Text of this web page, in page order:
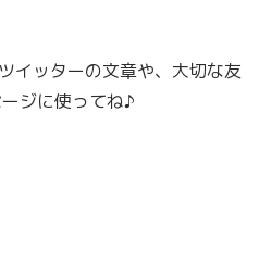
イッターの文章や、大切な友
ジに使ってね♪